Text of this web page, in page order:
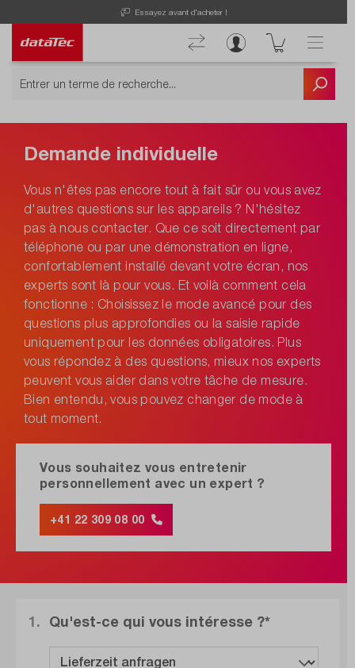
Essayez avant d'acheter !
Demande individuelle
Vous n'êtes pas encore tout à fait sûr ou vous avez
d'autres questions sur les appareils ? N'hésitez
pas à nous contacter. Que ce soit directement par
téléphone ou par une démonstration en ligne,
confortablement installé devant votre écran, nos
experts sont là pour vous. Et voilà comment cela
fonctionne : Choisissez le mode avancé pour des
questions plus approfondies ou la saisie rapide
uniquement pour les données obligatoires. Plus
vous répondez à des questions, mieux nos experts
peuvent vous aider dans votre tâche de mesure.
Bien entendu, vous pouvez changer de mode à
tout moment.
Vous souhaitez vous entretenir
personnellement avec un expert ?
+41 22 309 08 00
Qu'est-ce qui vous intéresse ?*
1.